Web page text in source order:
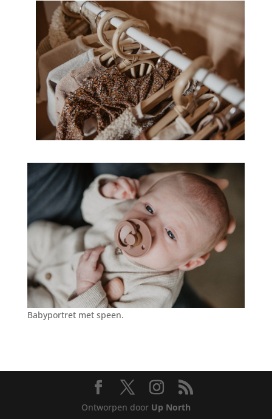
Babyportret met speen.
Ontworpen door Up North